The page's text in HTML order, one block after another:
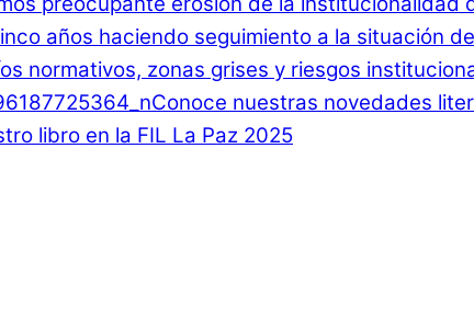
años haciendo seguimiento a la situación
normativos, zonas grises y riesgos
Conoce nuestras novedades
libro en la FIL La Paz 2025